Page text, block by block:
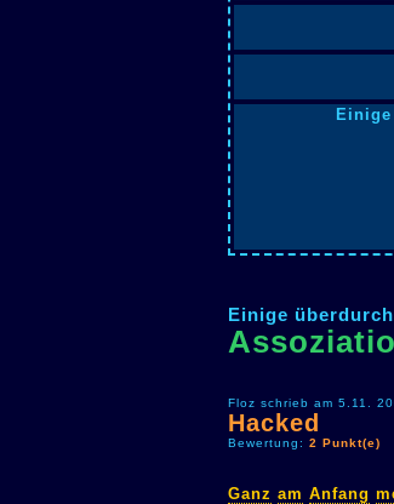
Einige
Floz schrieb am 5.11.
Hacked
Bewertung: 2 Punkt(e)
Ganz am Anfang